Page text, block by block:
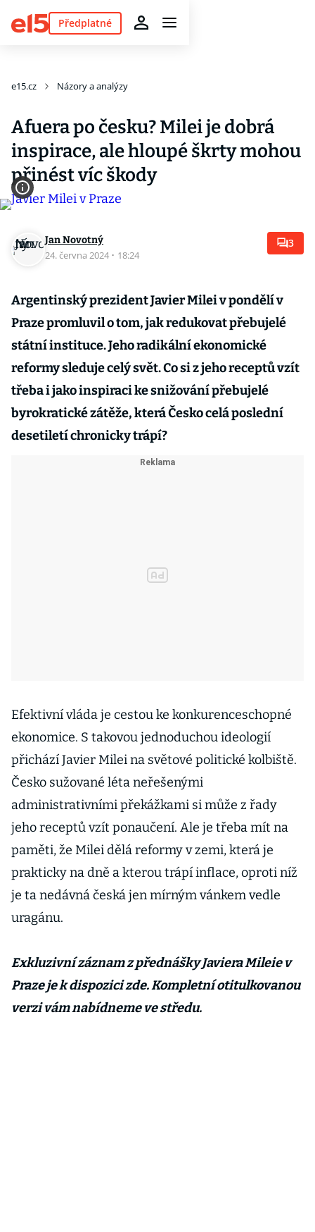
Předplatné
e15.cz Názory a analýzy
Afuera po česku? Milei je dobrá
inspirace, ale hloupé škrty mohou
přinést víc škody
Jan Novotný
24. června 2024 · 18:24
3
Argentinský prezident Javier Milei v pondělí v
Praze promluvil o tom, jak redukovat přebujelé
státní instituce. Jeho radikální ekonomické
reformy sleduje celý svět. Co si z jeho receptů vzít
třeba i jako inspiraci ke snižování přebujelé
byrokratické zátěže, která Česko celá poslední
desetiletí chronicky trápí?
Efektivní vláda je cestou ke konkurenceschopné
ekonomice. S takovou jednoduchou ideologií
přichází Javier Milei na světové politické kolbiště.
Česko sužované léta neřešenými
administrativními překážkami si může z řady
jeho receptů vzít ponaučení. Ale je třeba mít na
paměti, že Milei dělá reformy v zemi, která je
prakticky na dně a kterou trápí inflace, oproti níž
je ta nedávná česká jen mírným vánkem vedle
uragánu.
Exkluzivní záznam z přednášky Javiera Mileie v
Praze je k dispozici zde. Kompletní otitulkovanou
verzi vám nabídneme ve středu.